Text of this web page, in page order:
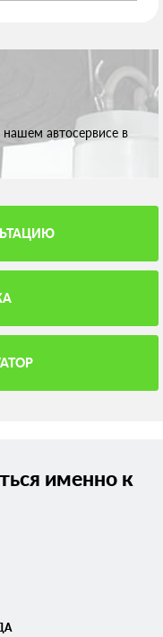
автосервисе в
именно к